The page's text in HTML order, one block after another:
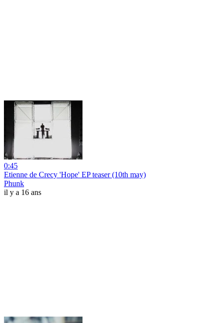
0:45
Etienne de Crecy 'Hope' EP teaser (10th may)
Phunk
il y a 16 ans